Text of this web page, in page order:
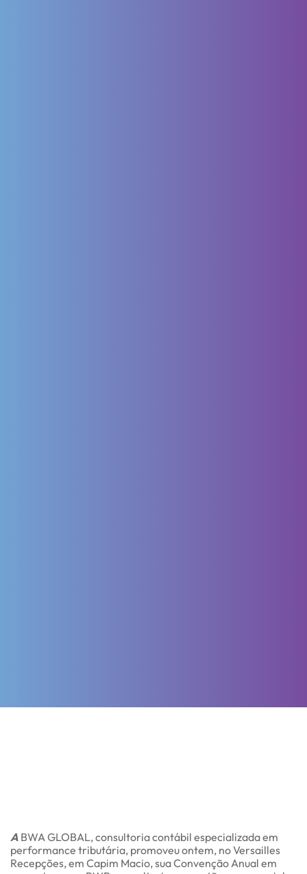
A BWA GLOBAL, consultoria contábil especializada em
performance tributária, promoveu ontem, no Versailles
Recepções, em Capim Macio, sua Convenção Anual em